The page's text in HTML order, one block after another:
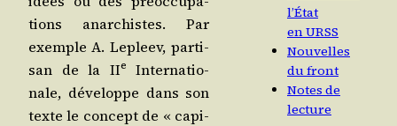
tions anar­chistes. Par
exemple A. Lepleev, par­ti­
san de la IIe
Inter­na­tio­
nale, déve­loppe dans son
texte le concept de « capi­
l’État
en URSS
Nouvelles
du front
Notes de
lecture